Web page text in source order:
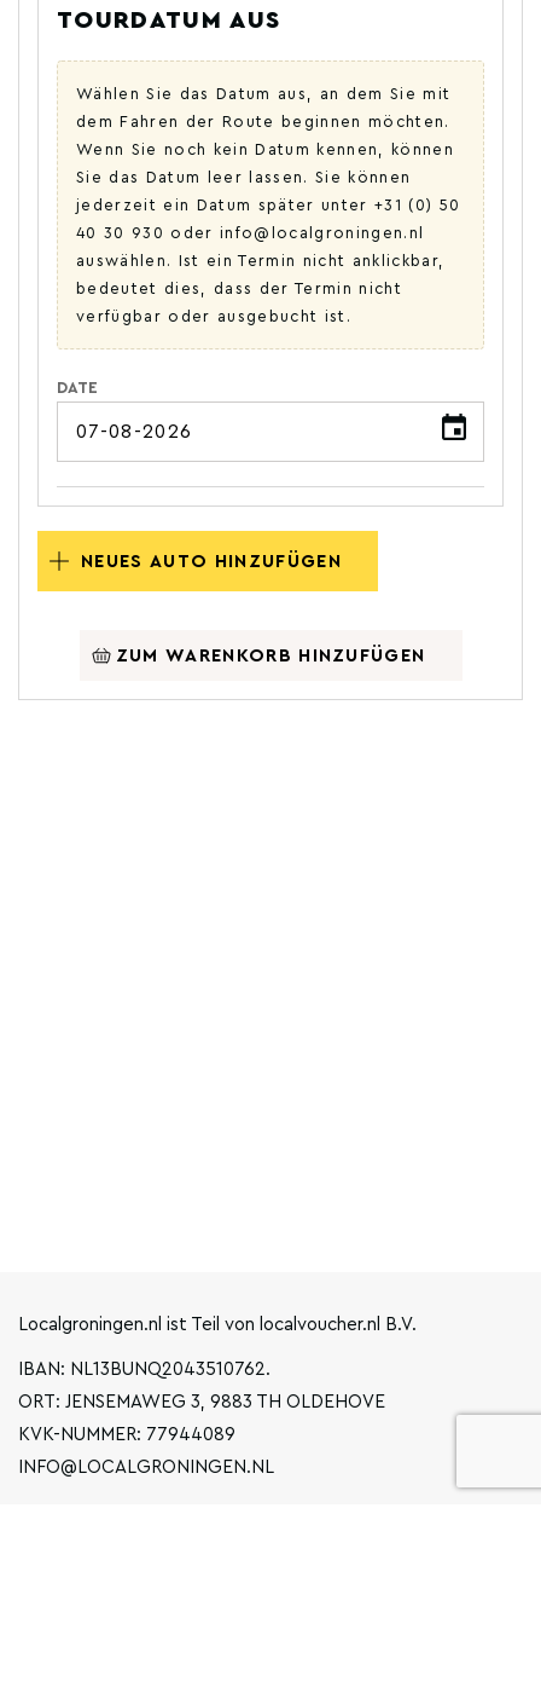
TOURDATUM AUS
Wählen Sie das Datum aus, an dem Sie mit
dem Fahren der Route beginnen möchten.
Wenn Sie noch kein Datum kennen, können
Sie das Datum leer lassen. Sie können
jederzeit ein Datum später unter +31 (0) 50
40 30 930 oder info@localgroningen.nl
auswählen. Ist ein Termin nicht anklickbar,
bedeutet dies, dass der Termin nicht
verfügbar oder ausgebucht ist.
DATE
NEUES AUTO HINZUFÜGEN
ZUM WARENKORB HINZUFÜGEN
Localgroningen.nl ist Teil von localvoucher.nl B.V.
IBAN: NL13BUNQ2043510762.
ORT: JENSEMAWEG 3, 9883 TH OLDEHOVE
KVK-NUMMER: 77944089
INFO@LOCALGRONINGEN.NL